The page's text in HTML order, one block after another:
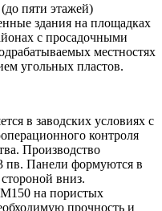
пяти этажей)
здания на площадках
с просадочными
местностях
угольных пластов.
в заводских условиях с
контроля
Производство
пв. Панели формуются в
вниз.
М150 на пористых
прочность и